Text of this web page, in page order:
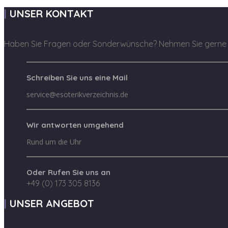
UNSER KONTAKT
Haben Sie Fragen oder Sonderwünsche? Nehmen Sie
Schreiben Sie uns eine Mail
service@esoterikverzeichnis.de
Wir antworten umgehend
Rund um die Uhr
Oder Rufen Sie uns an
+49 (0) 173 305 8136
UNSER ANGEBOT